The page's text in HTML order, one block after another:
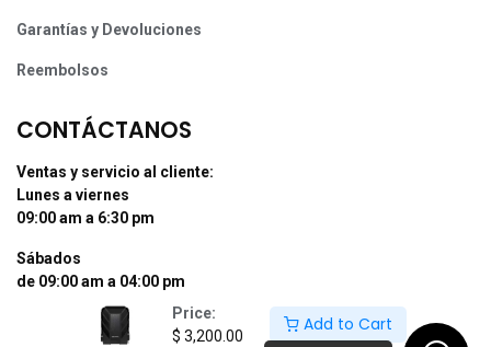
Price:
$ 3,200.00
Add to Cart
Garantías y Devoluciones
Reembolsos
CONTÁCTANOS
Ventas y servicio al cliente:
Lunes a viernes
09:00 am a 6:30 pm
Sábados
de 09:00 am a 04:00 pm
Tel: (55) 50255181 Ext. 800 y 812